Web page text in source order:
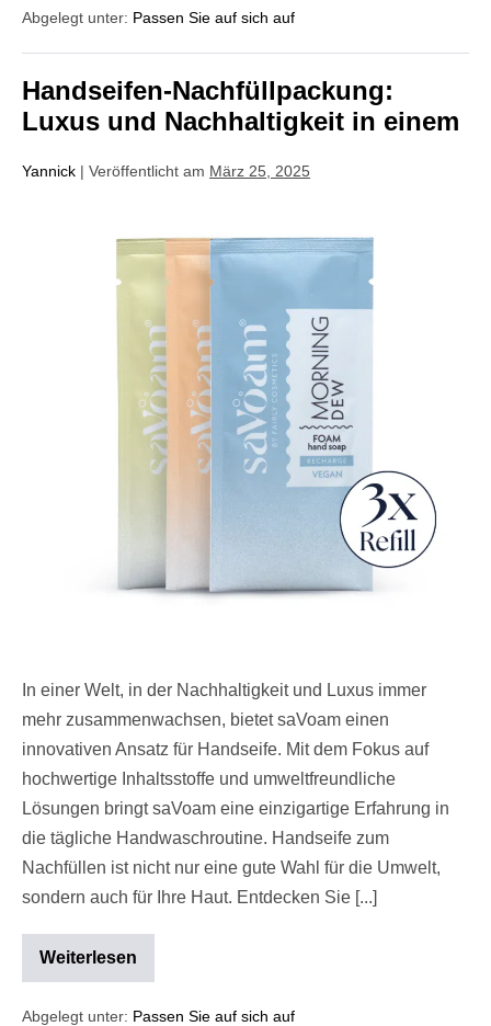
Abgelegt unter: Passen Sie auf sich auf
Handseifen-Nachfüllpackung:
Luxus und Nachhaltigkeit in einem
Yannick | Veröffentlicht am März 25, 2025
In einer Welt, in der Nachhaltigkeit und Luxus immer
mehr zusammenwachsen, bietet saVoam einen
innovativen Ansatz für Handseife. Mit dem Fokus auf
hochwertige Inhaltsstoffe und umweltfreundliche
Lösungen bringt saVoam eine einzigartige Erfahrung in
die tägliche Handwaschroutine. Handseife zum
Nachfüllen ist nicht nur eine gute Wahl für die Umwelt,
sondern auch für Ihre Haut. Entdecken Sie [...]
Weiterlesen
Abgelegt unter: Passen Sie auf sich auf